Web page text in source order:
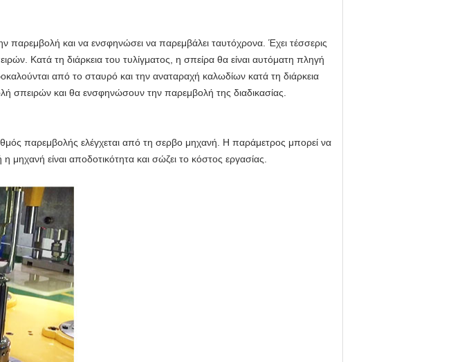
παρεμβολή και να ενσφηνώσει να παρεμβάλει ταυτόχρονα. Έχει τέσσερις
Κατά τη διάρκεια του τυλίγματος, η σπείρα θα είναι αυτόματη πληγή
από το σταυρό και την αναταραχή καλωδίων κατά τη διάρκεια
σπειρών και θα ενσφηνώσουν την παρεμβολή της διαδικασίας.
παρεμβολής ελέγχεται από τη σερβο μηχανή. Η παράμετρος μπορεί να
είναι αποδοτικότητα και σώζει το κόστος εργασίας.